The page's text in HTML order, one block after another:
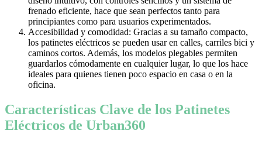
frenado eficiente, hace que sean perfectos tanto para
principiantes como para usuarios experimentados.
Accesibilidad y comodidad: Gracias a su tamaño compacto,
los patinetes eléctricos se pueden usar en calles, carriles bici y
caminos cortos. Además, los modelos plegables permiten
guardarlos cómodamente en cualquier lugar, lo que los hace
ideales para quienes tienen poco espacio en casa o en la
oficina.
Características Clave de los Patinetes
Eléctricos de Urban360